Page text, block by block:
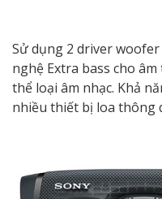
Sử dụng 2 driver
nghệ Extra bass cho
thể loại âm nhạc. Khả
nhiều thiết bị loa thông